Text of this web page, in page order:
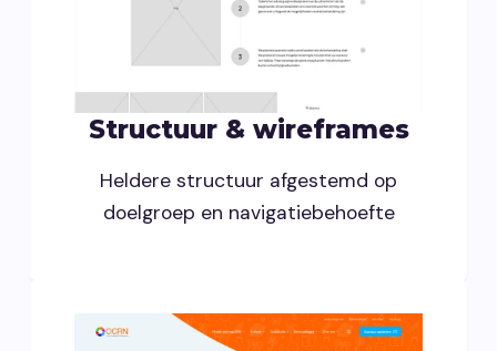
Structuur & wireframes
Heldere structuur afgestemd op
doelgroep en navigatiebehoefte